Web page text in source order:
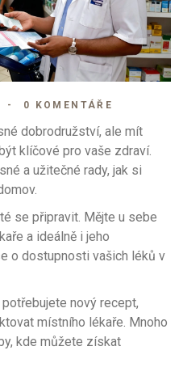
0 KOMENTÁŘE
dobrodružství, ale mít
klíčové pro vaše zdraví.
a užitečné rady, jak si
se připravit. Mějte u sebe
a ideálně i jeho
o dostupnosti vašich léků v
nový recept,
místního lékaře. Mnoho
kde můžete získat